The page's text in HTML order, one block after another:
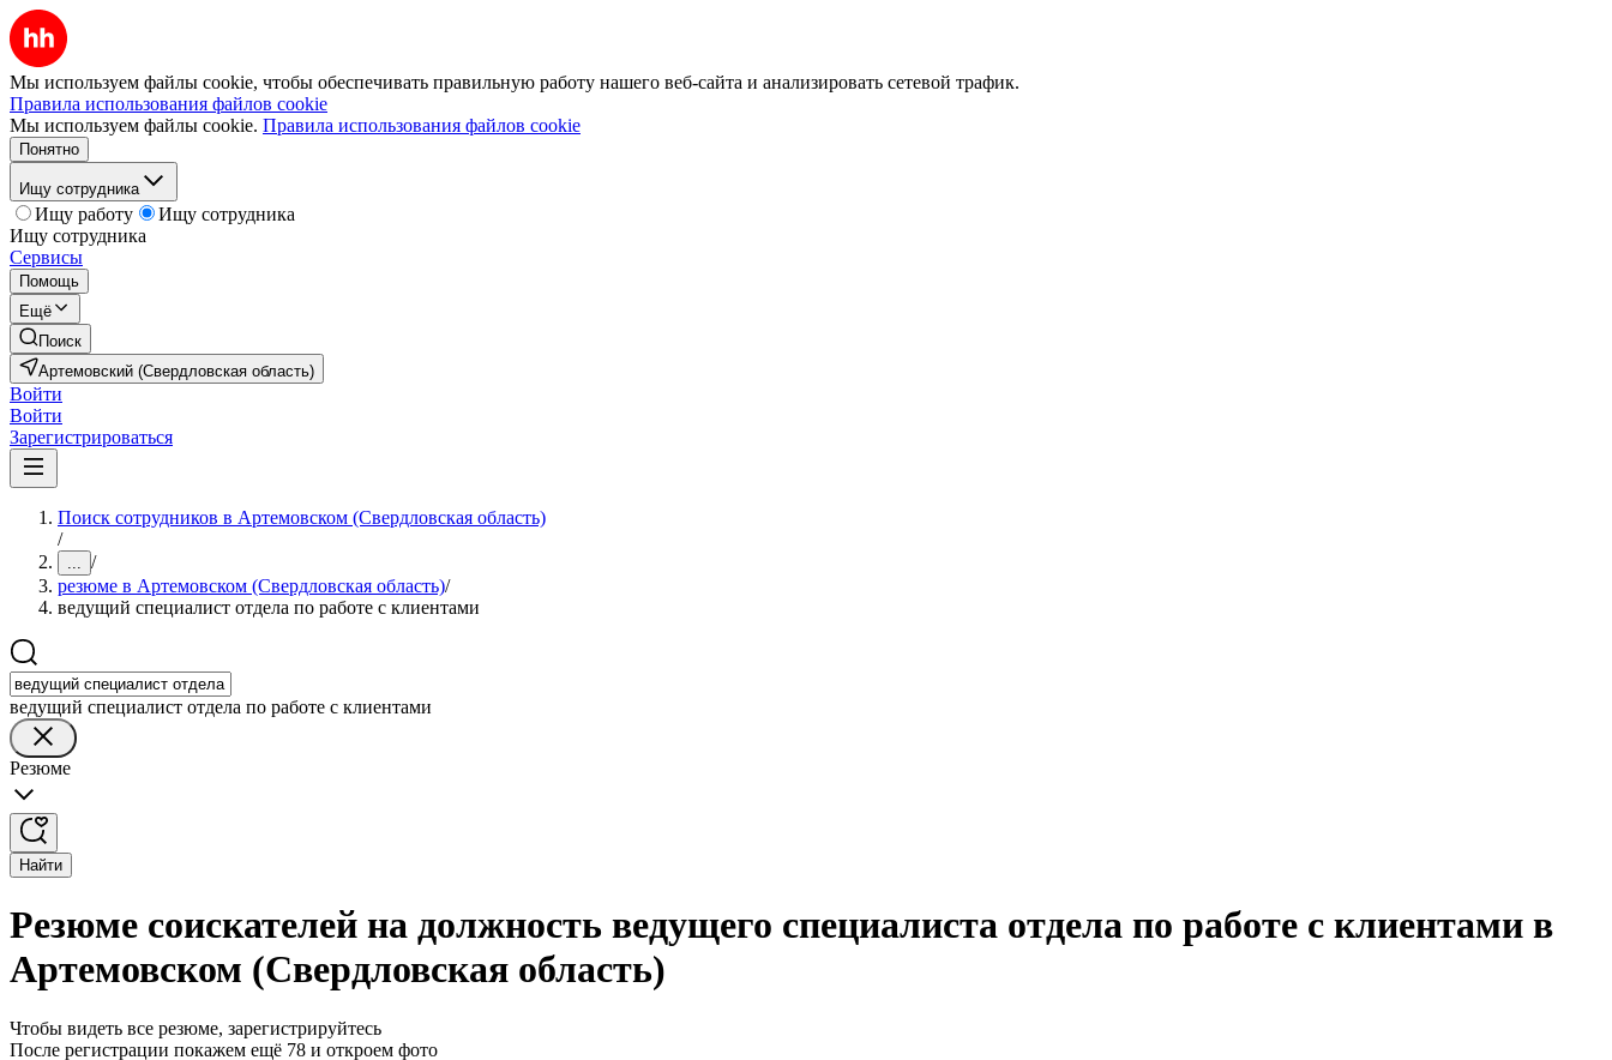
Мы используем файлы cookie, чтобы обеспечивать правильную работу нашего веб-сайта и анализировать сетевой трафик.
Правила использования файлов cookie
Мы используем файлы cookie. Правила использования файлов cookie
Понятно
Ищу сотрудника
Ищу работу
Ищу сотрудника
Ищу сотрудника
Сервисы
Помощь
Ещё
Поиск
Артемовский (Свердловская область)
Войти
Войти
Зарегистрироваться
Поиск сотрудников в Артемовском (Свердловская область)
/
... /
резюме в Артемовском (Свердловская область)/
ведущий специалист отдела по работе с клиентами
ведущий специалист отдела по работе с клиентами
Резюме
Найти
Резюме соискателей на должность ведущего специалиста отдела по работе с клиентами в
Артемовском (Свердловская область)
Чтобы видеть все резюме, зарегистрируйтесь
После регистрации покажем ещё 78 и откроем фото